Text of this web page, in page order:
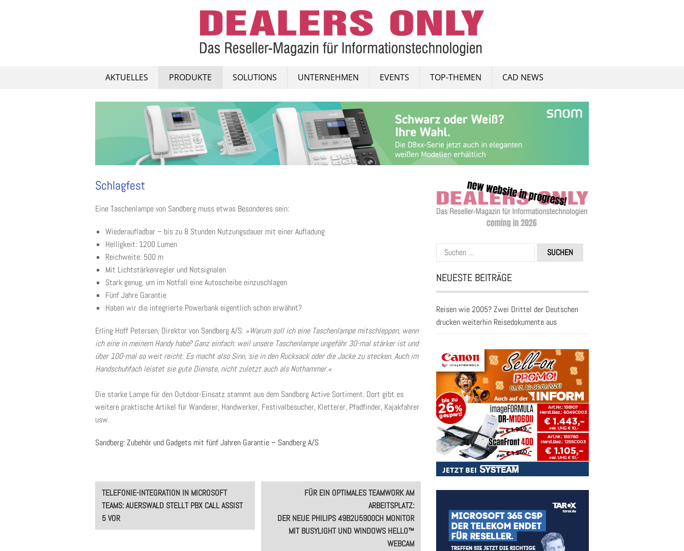
AKTUELLES PRODUKTE SOLUTIONS UNTERNEHMEN EVENTS TOP-THEMEN CAD NEWS
Schlagfest
Eine Taschenlampe von Sandberg muss etwas Besonderes sein:
Wiederaufladbar – bis zu 8 Stunden Nutzungsdauer mit einer Aufladung
Helligkeit: 1200 Lumen
Reichweite: 500 m
Mit Lichtstärkenregler und Notsignalen
Stark genug, um im Notfall eine Autoscheibe einzuschlagen
Fünf Jahre Garantie
Haben wir die integrierte Powerbank eigentlich schon erwähnt?
Erling Hoff Petersen, Direktor von Sandberg A/S: »Warum soll ich eine Taschenlampe mitschleppen, wenn
ich eine in meinem Handy habe? Ganz einfach: weil unsere Taschenlampe ungefähr 30-mal stärker ist und
über 100-mal so weit reicht. Es macht also Sinn, sie in den Rucksack oder die Jacke zu stecken. Auch im
Handschuhfach leistet sie gute Dienste, nicht zuletzt auch als Nothammer.«
Die starke Lampe für den Outdoor-Einsatz stammt aus dem Sandberg Active Sortiment. Dort gibt es
weitere praktische Artikel für Wanderer, Handwerker, Festivalbesucher, Kletterer, Pfadfinder, Kajakfahrer
usw.
Sandberg: Zubehör und Gadgets mit fünf Jahren Garantie – Sandberg A/S
Post
navigation
TELEFONIE-INTEGRATION IN MICROSOFT
TEAMS: AUERSWALD STELLT PBX CALL ASSIST
5 VOR
FÜR EIN OPTIMALES TEAMWORK AM
ARBEITSPLATZ:
DER NEUE PHILIPS 49B2U5900CH MONITOR
MIT BUSYLIGHT UND WINDOWS HELLO™
WEBCAM
Suchen
nach:
NEUESTE BEITRÄGE
Reisen wie 2005? Zwei Drittel der Deutschen
drucken weiterhin Reisedokumente aus